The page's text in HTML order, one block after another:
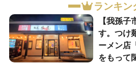
ランキン
【我孫子
す。つけ
ーメン店
をもって